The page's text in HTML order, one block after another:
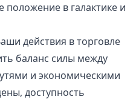
положение в галактике и
действия в торговле
баланс силы между
и экономическими
доступность